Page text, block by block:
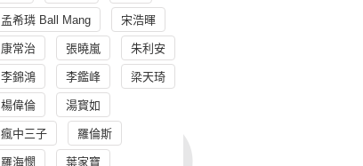
孟希璘 Ball Mang 宋浩暉
康常治 張曉嵐 朱利安
李錦鴻 李鑑峰 梁天琦
楊偉倫 湯寳如
瘋中三子 羅倫斯
羅海憫 葉家寶